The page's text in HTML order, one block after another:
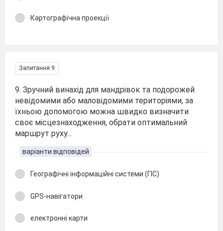
Картографічна проекції
Запитання 9
9. Зручний винахід для мандрівок та подорожей
невідомими або маловідомими територіями, за
їхньою допомогою можна швидко визначити
своє місцезнаходження, обрати оптимальний
маршрут руху...
варіанти відповідей
Географічні інформаційні системи (ГІС)
GPS-навігатори
електронні карти